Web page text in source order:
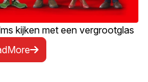
kijken met een vergrootglas